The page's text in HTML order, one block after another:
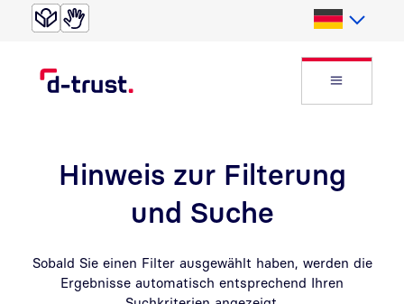
Direkt zur Suche
Direkt zum Inhalt
Deutsch
Hinweis zur Filterung
und Suche
Sobald Sie einen Filter ausgewählt haben, werden die
Ergebnisse automatisch entsprechend Ihren